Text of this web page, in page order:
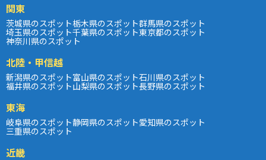
関東
茨城県のスポット栃木県のスポット群馬県のスポット
埼玉県のスポット千葉県のスポット東京都のスポット
神奈川県のスポット
北陸・甲信越
新潟県のスポット富山県のスポット石川県のスポット
福井県のスポット山梨県のスポット長野県のスポット
東海
岐阜県のスポット静岡県のスポット愛知県のスポット
三重県のスポット
近畿